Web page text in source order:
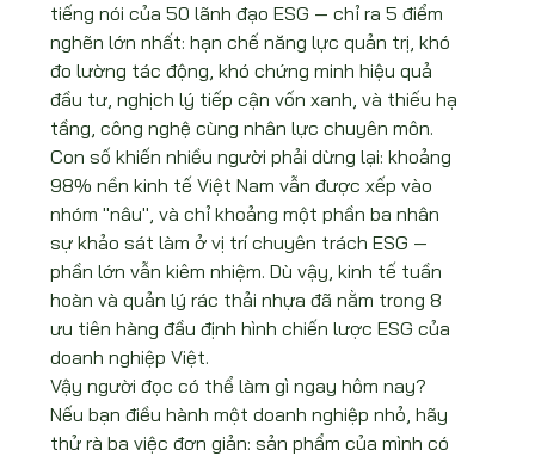
tiếng nói của 50 lãnh đạo ESG — chỉ ra 5 điểm
nghẽn lớn nhất: hạn chế năng lực quản trị, khó
đo lường tác động, khó chứng minh hiệu quả
đầu tư, nghịch lý tiếp cận vốn xanh, và thiếu hạ
tầng, công nghệ cùng nhân lực chuyên môn.
Con số khiến nhiều người phải dừng lại: khoảng
98% nền kinh tế Việt Nam vẫn được xếp vào
nhóm "nâu", và chỉ khoảng một phần ba nhân
sự khảo sát làm ở vị trí chuyên trách ESG —
phần lớn vẫn kiêm nhiệm. Dù vậy, kinh tế tuần
hoàn và quản lý rác thải nhựa đã nằm trong 8
ưu tiên hàng đầu định hình chiến lược ESG của
doanh nghiệp Việt.
Vậy người đọc có thể làm gì ngay hôm nay?
Nếu bạn điều hành một doanh nghiệp nhỏ, hãy
thử rà ba việc đơn giản: sản phẩm của mình có